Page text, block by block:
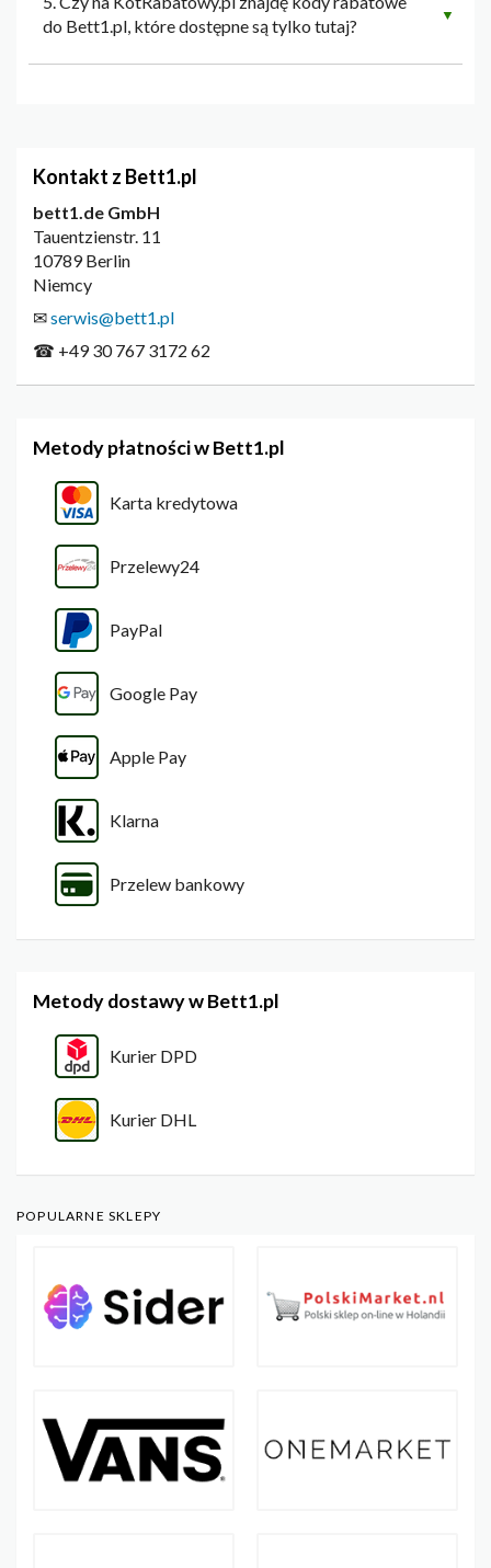
do Bett1.pl, które dostępne są tylko tutaj?
▼
Kontakt z Bett1.pl
bett1.de GmbH
Tauentzienstr. 11
10789 Berlin
Niemcy
✉serwis@bett1.pl
☎ +49 30 767 3172 62
Metody płatności w Bett1.pl
Karta kredytowa
Przelewy24
PayPal
Google Pay
Apple Pay
Klarna
Przelew bankowy
Metody dostawy w Bett1.pl
Kurier DPD
Kurier DHL
POPULARNE SKLEPY